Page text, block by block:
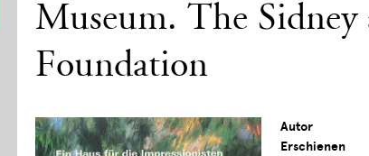
Museum. The Sidney
Foundation
Autor
Erschienen